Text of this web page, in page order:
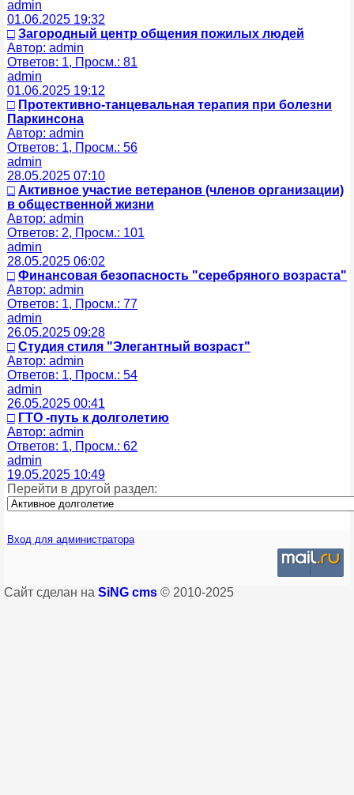
admin
01.06.2025 19:32
□ Загородный центр общения пожилых людей
Автор: admin
Ответов: 1, Просм.: 81
admin
01.06.2025 19:12
□ Протективно-танцевальная терапия при болезни
Паркинсона
Автор: admin
Ответов: 1, Просм.: 56
admin
28.05.2025 07:10
□ Активное участие ветеранов (членов организации)
в общественной жизни
Автор: admin
Ответов: 2, Просм.: 101
admin
28.05.2025 06:02
□ Финансовая безопасность "серебряного возраста"
Автор: admin
Ответов: 1, Просм.: 77
admin
26.05.2025 09:28
□ Студия стиля "Элегантный возраст"
Автор: admin
Ответов: 1, Просм.: 54
admin
26.05.2025 00:41
□ ГТО -путь к долголетию
Автор: admin
Ответов: 1, Просм.: 62
admin
19.05.2025 10:49
Перейти в другой раздел:
Вход для администратора
Сайт сделан на SiNG cms © 2010-2025